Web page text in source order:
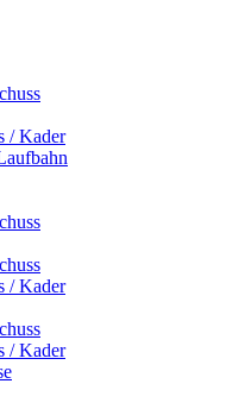
/ Kader
/ Kader
/ Kader